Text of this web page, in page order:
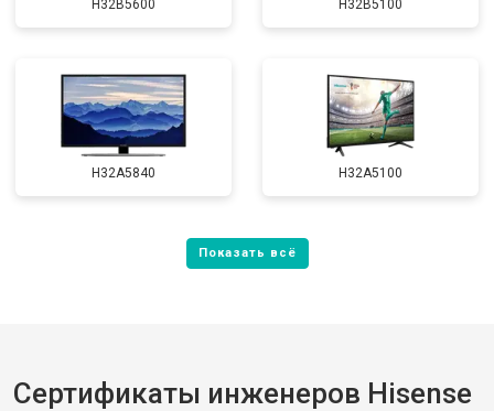
H32B5600 H32B5100
H32A5840 H32A5100
Сертификаты инженеров Hisense